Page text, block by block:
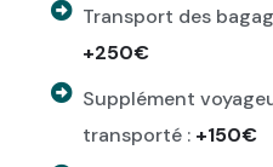
Transport des
+250€
Supplément
transporté : +150€